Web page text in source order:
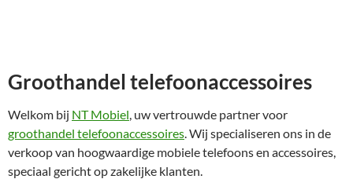
Groothandel telefoonaccessoires
Welkom bij NT Mobiel, uw vertrouwde partner voor
groothandel telefoonaccessoires. Wij specialiseren ons in de
verkoop van hoogwaardige mobiele telefoons en accessoires,
speciaal gericht op zakelijke klanten.